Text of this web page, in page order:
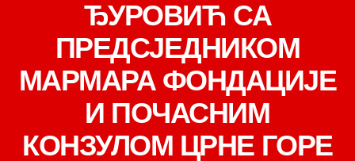
ЂУРОВИЋ СА
ПРЕДСЈЕДНИКОМ
МАРМАРА ФОНДАЦИЈЕ
И ПОЧАСНИМ
КОНЗУЛОМ ЦРНЕ ГОРЕ